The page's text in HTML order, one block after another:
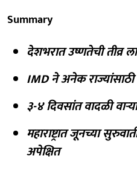
Summary
देशभरात उष्णतेची तीव्र
IMD ने अनेक
३-४ दिवसांत वादळी
महाराष्ट्रात जूनच्या
अपेक्षित